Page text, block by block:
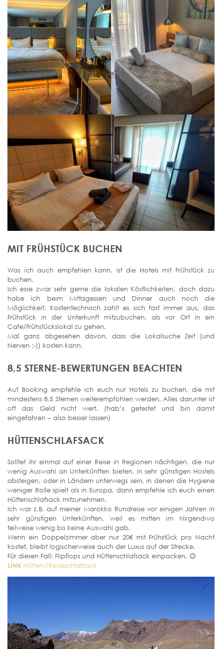
MIT FRÜHSTÜCK BUCHEN
Was ich auch empfehlen kann, ist die Hotels mit Frühstück zu
buchen.
Ich esse zwar sehr gerne die lokalen Köstlichkeiten, doch dazu
habe ich beim Mittagessen und Dinner auch noch die
Möglichkeit. Kostentechnisch zahlt es sich fast immer aus, das
Frühstück in der Unterkunft mitzubuchen, als vor Ort in ein
Cafe/Frühstückslokal zu gehen.
Mal ganz abgesehen davon, dass die Lokalsuche Zeit (und
Nerven ;-)) kosten kann.
8,5 STERNE-BEWERTUNGEN BEACHTEN
Auf Booking empfehle ich euch nur Hotels zu buchen, die mit
mindestens 8,5 Sternen weiterempfohlen werden. Alles darunter ist
oft das Geld nicht wert. (hab’s getestet und bin damit
eingefahren – also besser lassen)
HÜTTENSCHLAFSACK
Solltet ihr einmal auf einer Reise in Regionen nächtigen, die nur
wenig Auswahl an Unterkünften bieten, in sehr günstigen Hostels
absteigen, oder in Ländern unterwegs sein, in denen die Hygiene
weniger Rolle spielt als in Europa, dann empfehle ich euch einen
Hüttenschlafsack mitzunehmen.
Ich war z.B. auf meiner Marokko Rundreise vor einigen Jahren in
sehr günstigen Unterkünften, weil es mitten im Nirgendwo
teilweise wenig bis keine Auswahl gab.
Wenn ein Doppelzimmer aber nur 20€ mit Frühstück pro Nacht
kostet, bleibt logischerweise auch der Luxus auf der Strecke.
Für diesen Fall: Flipflops und Hüttenschlafsack einpacken. 😉
LINK Hütten-/Reiseschlafsack